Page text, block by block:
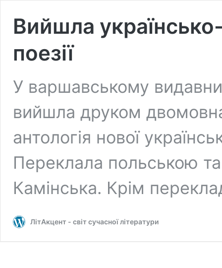
Вийшла
поезії
У варшавському
вийшла друком
антологія нової
Переклала польською
Камінська. Крім
ЛітАкцент - світ сучасної літератури